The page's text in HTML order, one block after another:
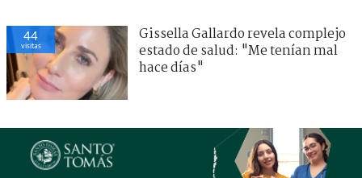
45
visitas
Gissella Gallardo revela complejo
estado de salud: "Me tenían mal
hace días"